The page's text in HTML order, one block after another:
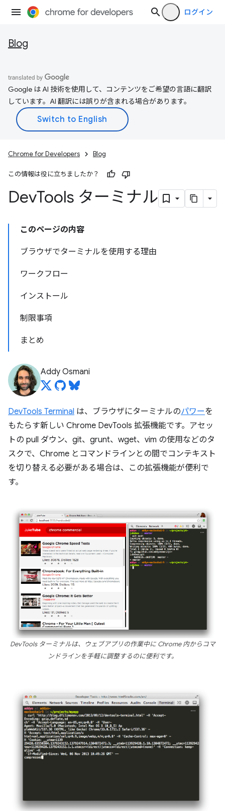
ログイン
Blog
Google は AI 技術を使用して、コンテンツをご希望の言語に翻訳
しています。AI 翻訳には誤りが含まれる場合があります。
Chrome for Developers Blog
この情報は役に立ちましたか？
DevTools ターミナル
このページの内容
ブラウザでターミナルを使用する理由
ワークフロー
インストール
制限事項
まとめ
Addy Osmani
DevTools Terminal は、ブラウザにターミナルのパワーを
もたらす新しい Chrome DevTools 拡張機能です。アセッ
トの pull ダウン、git、grunt、wget、vim の使用などのタ
スクで、Chrome とコマンドラインとの間でコンテキスト
を切り替える必要がある場合は、この拡張機能が便利で
す。
DevTools ターミナルは、ウェブアプリの作業中に Chrome 内からコマ
ンドラインを手軽に調整するのに便利です。